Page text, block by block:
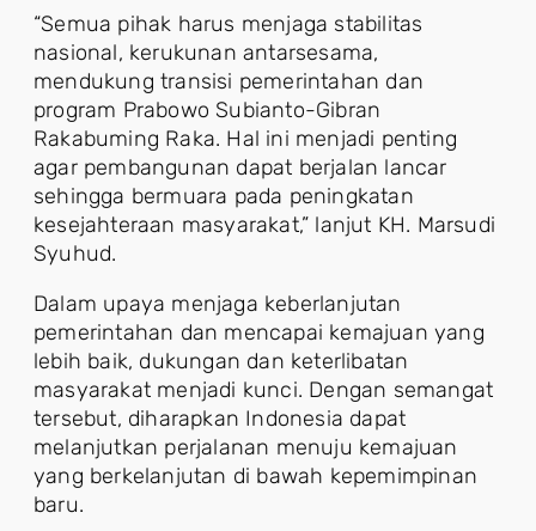
“Semua pihak harus menjaga stabilitas
nasional, kerukunan antarsesama,
mendukung transisi pemerintahan dan
program Prabowo Subianto-Gibran
Rakabuming Raka. Hal ini menjadi penting
agar pembangunan dapat berjalan lancar
sehingga bermuara pada peningkatan
kesejahteraan masyarakat,” lanjut KH. Marsudi
Syuhud.
Dalam upaya menjaga keberlanjutan
pemerintahan dan mencapai kemajuan yang
lebih baik, dukungan dan keterlibatan
masyarakat menjadi kunci. Dengan semangat
tersebut, diharapkan Indonesia dapat
melanjutkan perjalanan menuju kemajuan
yang berkelanjutan di bawah kepemimpinan
baru.